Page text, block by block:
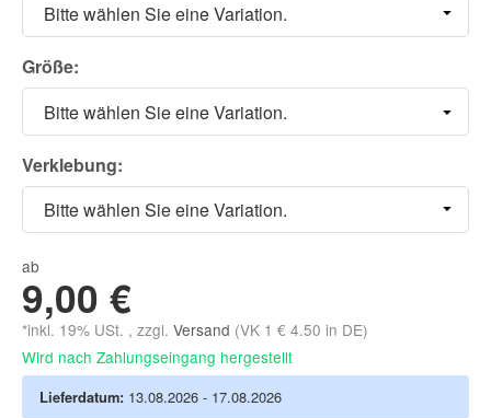
Bitte wählen Sie eine Variation.
Größe:
Bitte wählen Sie eine Variation.
Verklebung:
Bitte wählen Sie eine Variation.
ab
9,00 €
*inkl. 19% USt. , zzgl. Versand (VK 1 € 4.50 in DE)
Wird nach Zahlungseingang hergestellt
Lieferdatum: 13.08.2026 - 17.08.2026